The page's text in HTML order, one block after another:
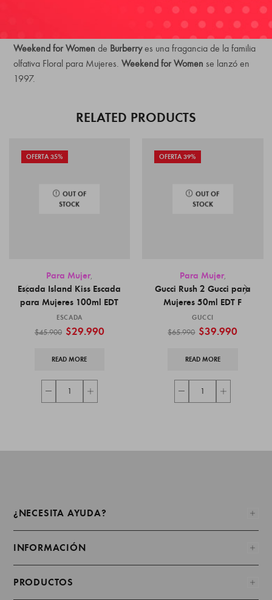
REVIEWS (0)
Weekend for Women de Burberryes una fragancia de la familia
olfativa Floral para Mujeres. Weekend for Women se lanzó en
1997.
RELATED PRODUCTS
OFERTA 35%
OUT OF
STOCK
Para Mujer,
Escada Island Kiss Escada
para Mujeres 100ml EDT
ESCADA
$45.900 $29.990
READ MORE
OFERTA 39%
OUT OF
STOCK
Para Mujer,
Gucci Rush 2 Gucci para
Mujeres 50ml EDT F
GUCCI
$65.990 $39.990
READ MORE
¿NECESITA AYUDA?
INFORMACIÓN
PRODUCTOS